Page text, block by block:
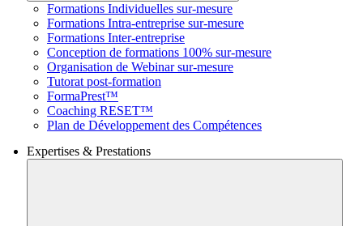
Formations Individuelles sur-mesure
Formations Intra-entreprise sur-mesure
Formations Inter-entreprise
Conception de formations 100% sur-mesure
Organisation de Webinar sur-mesure
Tutorat post-formation
FormaPrest™
Coaching RESET™
Plan de Développement des Compétences
Expertises & Prestations